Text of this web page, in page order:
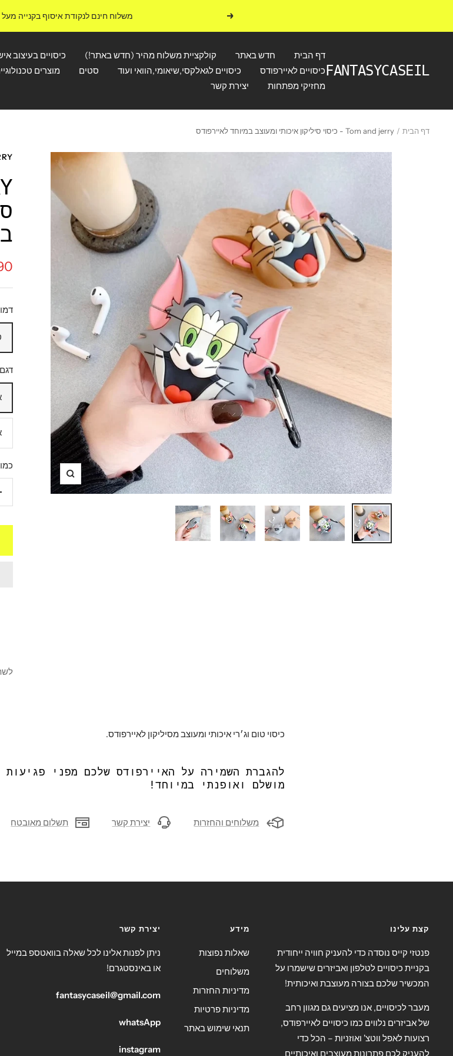
הקודם משלוח חינם לנקודת איסוף בקנייה מעל 99₪
דף הבית חדש באתר קולקציית משלוח מהיר (חדש באתר!) כיסויים בעיצוב
כיסויים לאיירפודס
כיסויים לגאלקסי,שיאומי,הוואי ועוד סטים מוצרים
מחזיקי מפתחות
יצירת קשר
FANTASYCASEIL
דף הבית Tom and jerry - כיסוי סיליקון איכותי ומעוצב במיוחד לאיירפודס
תקריב
₪
כיסוי טום וג׳רי איכותי ומעוצב מסיליקון לאיירפודס.
להגברת השמירה על האיירפודס שלכם מפני פגיעות
מושלם ואופנתי במיוחד!
משלוחים והחזרות יצירת קשר תשלום מאובטח
קצת עלינו
פנטזי קייס נוסדה כדי להעניק חוויה ייחודית
בקניית כיסויים לטלפון ואביזרים שישמרו על
המכשיר שלכם בצורה מעוצבת ואיכותית!
מעבר לכיסויים, אנו מציעים גם מגוון רחב
של אביזרים נלווים כמו כיסויים לאיירפודס,
רצועות לאפל ווטצ' ואוזניות – הכל כדי
להעניק לכם פתרונות מעוצבים ואיכותיים
מידע
שאלות נפוצות
משלוחים
מדיניות החזרות
מדיניות פרטיות
תנאי שימוש באתר
יצירת קשר
ניתן לפנות אלינו לכל שאלה בוואטספ במייל
או באינסטגרם!
fantasycaseil@gmail.com
whatsApp
instagram